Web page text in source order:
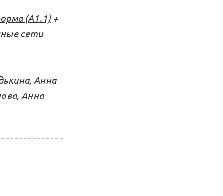
(А1.1) +
сети
Анна
Анна